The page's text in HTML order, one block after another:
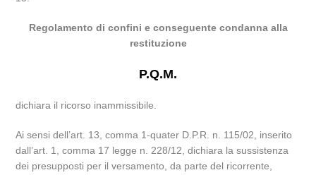
Regolamento di confini e conseguente condanna alla
restituzione
P.Q.M.
dichiara il ricorso inammissibile.
Ai sensi dell’art. 13, comma 1-quater D.P.R. n. 115/02, inserito
dall’art. 1, comma 17 legge n. 228/12, dichiara la sussistenza
dei presupposti per il versamento, da parte del ricorrente,